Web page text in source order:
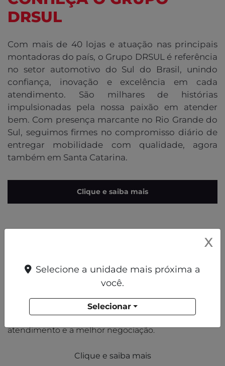
DRSUL
Com mais de 40 lojas e atuação nas principais
montadoras do país, o Grupo DRSUL é referência
no setor automotivo do Sul do Brasil, unindo
confiança, inovação e excelência em cada
atendimento. São milhares de histórias
impulsionadas pela nossa paixão em atender
bem. Com presença marcante no Rio Grande do
Sul, seguimos firmes no compromisso diário de
entregar mobilidade com qualidade, agora
também em Santa Catarina.
Clique e saiba mais
A DRSUL Fiat é uma concessionária do Grupo
DRSUL com lojas que oferecem qualidade no
atendimento e a melhor negociação.
Clique e saiba mais
X
Selecione a unidade mais próxima a
você.
Selecionar